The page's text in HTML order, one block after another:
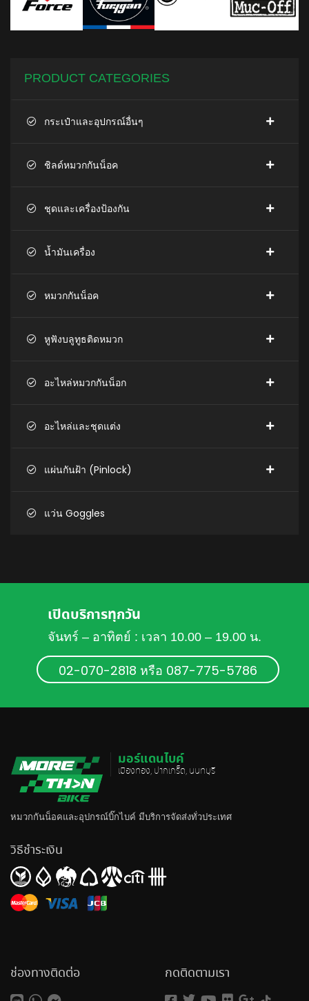
PRODUCT CATEGORIES
กระเป๋าและอุปกรณ์อื่นๆ
ชิลด์หมวกกันน็อค
ชุดและเครื่องป้องกัน
น้ำมันเครื่อง
หมวกกันน็อค
หูฟังบลูทูธติดหมวก
อะไหล่หมวกกันน็อก
อะไหล่และชุดแต่ง
แผ่นกันฝ้า (Pinlock)
แว่น Goggles
เปิดบริการทุกวัน
จันทร์ – อาทิตย์ : เวลา 10.00 – 19.00 น.
02-070-2818 หรือ 087-775-5786
มอร์แดนไบค์
เมืองทอง, ปากเกร็ด, นนทบุรี
หมวกกันน็อคและอุปกรณ์บิ๊กไบค์ มีบริการจัดส่งทั่วประเทศ
วิธีชำระเงิน
ช่องทางติดต่อ กดติดตามเรา